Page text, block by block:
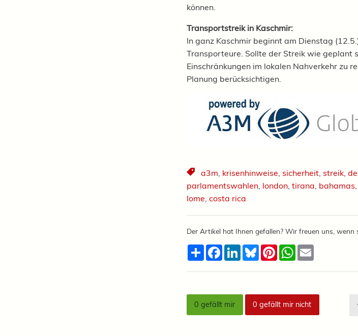
können.
Transportstreik in Kaschmir:
In ganz Kaschmir beginnt am Dienstag
Transporteure. Sollte der Streik wie geplant
Einschränkungen im lokalen Nahverkehr zu
Planung berücksichtigen.
a3m, krisenhinweise, sicherheit, streik,
parlamentswahlen, london, tirana, bahamas,
lome, costa rica
Der Artikel hat Ihnen gefallen? Wir freuen uns, wenn
TeilenFacebook
LinkedInBlueskyPinterestWhatsApp
0 gefällt mir 0 gefällt mir nicht